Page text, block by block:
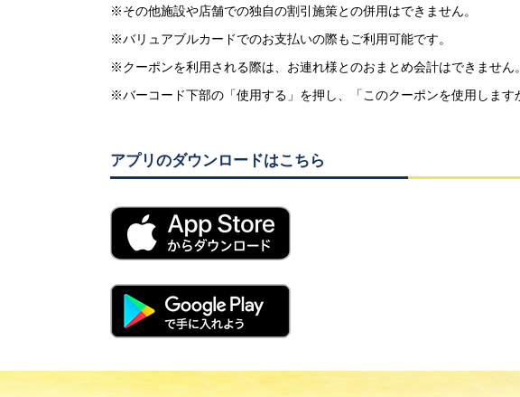
※その他施設や店舗での独自の割引施策との併用はできません。
※バリュアブルカードでのお支払いの際もご利用可能です。
※クーポンを利用される際は、お連れ様とのおまとめ会計はできません。
※バーコード下部の「使用する」を押し、「このクーポンを使用しま
アプリのダウンロードはこちら